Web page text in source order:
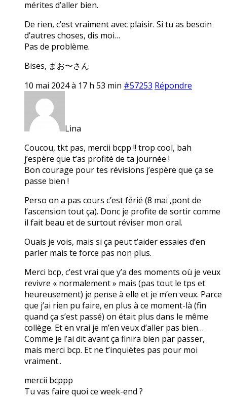
mérites d’aller bien.
De rien, c’est vraiment avec plaisir. Si tu as besoin
d’autres choses, dis moi…
Pas de problème.
Bises, まお〜さん
10 mai 2024 à 17 h 53 min #57253 Répondre
Lina
Coucou, tkt pas, mercii bcpp !! trop cool, bah
j’espère que t’as profité de ta journée !
Bon courage pour tes révisions j’espère que ça se
passe bien !
Perso on a pas cours c’est férié (8 mai ,pont de
l’ascension tout ça). Donc je profite de sortir comme
il fait beau et de surtout réviser mon oral.
Ouais je vois, mais si ça peut t’aider essaies d’en
parler mais te force pas non plus.
Merci bcp, c’est vrai que y’a des moments où je veux
revivre « normalement » mais (pas tout le tps et
heureusement) je pense à elle et je m’en veux. Parce
que j’ai rien pu faire, en plus à ce moment-là (fin
quand ça s’est passé) on était plus dans le même
collège. Et en vrai je m’en veux d’aller pas bien…
Comme je l’ai dit avant ça finira bien par passer,
mais merci bcp. Et ne t’inquiètes pas pour moi
vraiment..
mercii bcppp
Tu vas faire quoi ce week-end ?